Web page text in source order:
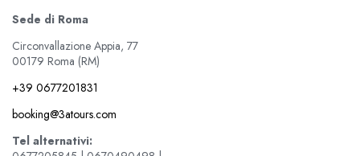
Sede di Roma
Circonvallazione Appia, 77
00179 Roma (RM)
+39 0677201831
booking@3atours.com
Tel alternativi: